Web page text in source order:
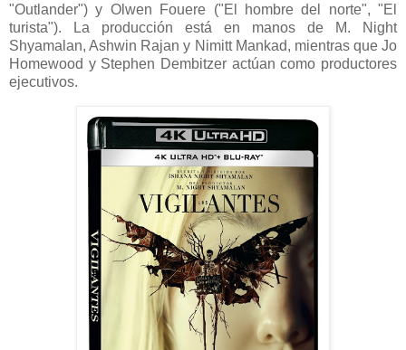
"Outlander") y Olwen Fouere ("El hombre del norte", "El
turista"). La producción está en manos de M. Night
Shyamalan, Ashwin Rajan y Nimitt Mankad, mientras que Jo
Homewood y Stephen Dembitzer actúan como productores
ejecutivos.